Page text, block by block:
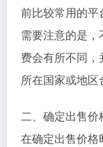
前比较常用的平
需要注意的是
费会有所不同
所在国家或地区
二、确定出售价
在确定出售价格